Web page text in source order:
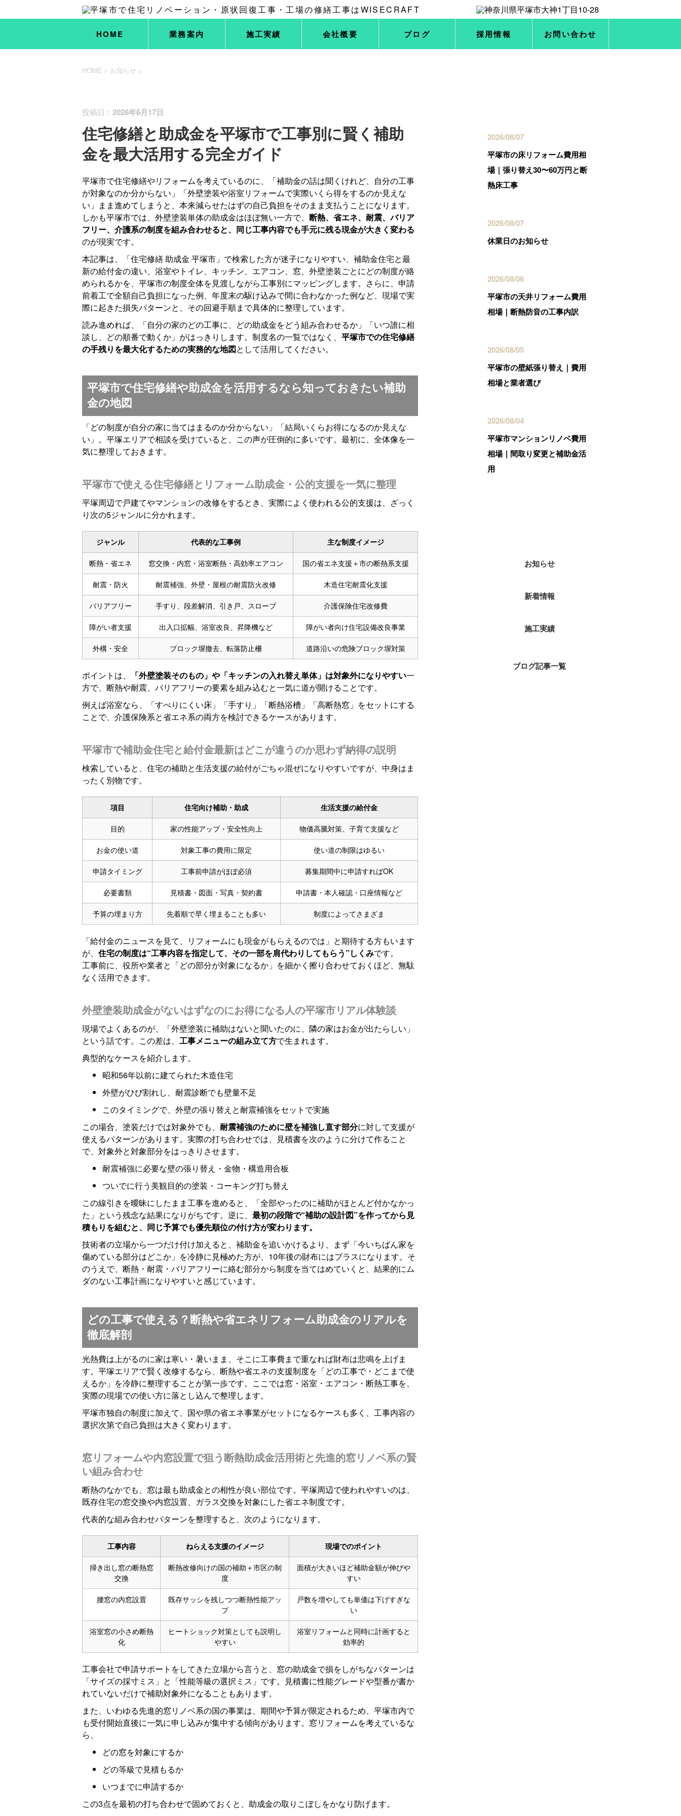
HOME 業務案内 施工実績 会社概要 ブログ 採用情報 お問い合わせ
HOME > お知らせ >
投稿日： 2026年6月17日
住宅修繕と助成金を平塚市で工事別に賢く補助
金を最大活用する完全ガイド
平塚市で住宅修繕やリフォームを考えているのに、「補助金の話は聞くけれど、自分の工事
が対象なのか分からない」「外壁塗装や浴室リフォームで実際いくら得をするのか見えな
い」まま進めてしまうと、本来減らせたはずの自己負担をそのまま支払うことになります。
しかも平塚市では、外壁塗装単体の助成金はほぼ無い一方で、 断熱、省エネ、耐震、バリア
フリー、介護系の制度を組み合わせると、同じ工事内容でも手元に残る現金が大きく変わる
のが現実です。
本記事は、「住宅修繕 助成金 平塚市」で検索した方が迷子になりやすい、補助金住宅と最
新の給付金の違い、浴室やトイレ、キッチン、エアコン、窓、外壁塗装ごとにどの制度が絡
められるかを、平塚市の制度全体を見渡しながら工事別にマッピングします。さらに、申請
前着工で全額自己負担になった例、年度末の駆け込みで間に合わなかった例など、現場で実
際に起きた損失パターンと、その回避手順まで具体的に整理しています。
読み進めれば、「自分の家のどの工事に、どの助成金をどう組み合わせるか」「いつ誰に相
談し、どの順番で動くか」がはっきりします。制度名の一覧ではなく、 平塚市での住宅修繕
の手残りを最大化するための実務的な地図として活用してください。
平塚市で住宅修繕や助成金を活用するなら知っておきたい補助
金の地図
「どの制度が自分の家に当てはまるのか分からない」「結局いくらお得になるのか見えな
い」。平塚エリアで相談を受けていると、この声が圧倒的に多いです。最初に、全体像を一
気に整理しておきます。
平塚市で使える住宅修繕とリフォーム助成金・公的支援を一気に整理
平塚周辺で戸建てやマンションの改修をするとき、実際によく使われる公的支援は、ざっく
り次の5ジャンルに分かれます。
ジャンル 代表的な工事例 主な制度イメージ
断熱・省エネ 窓交換・内窓・浴室断熱・高効率エアコン 国の省エネ支援＋市の断熱系支援
耐震・防火 耐震補強、外壁・屋根の耐震防火改修 木造住宅耐震化支援
バリアフリー 手すり、段差解消、引き戸、スロープ 介護保険住宅改修費
障がい者支援 出入口拡幅、浴室改良、昇降機など 障がい者向け住宅設備改良事業
外構・安全 ブロック塀撤去、転落防止柵 道路沿いの危険ブロック塀対策
ポイントは、 「外壁塗装そのもの」や「キッチンの入れ替え単体」は対象外になりやすい一
方で、断熱や耐震、バリアフリーの要素を組み込むと一気に道が開けることです。
例えば浴室なら、「すべりにくい床」「手すり」「断熱浴槽」「高断熱窓」をセットにする
ことで、介護保険系と省エネ系の両方を検討できるケースがあります。
平塚市で補助金住宅と給付金最新はどこが違うのか思わず納得の説明
検索していると、住宅の補助と生活支援の給付がごちゃ混ぜになりやすいですが、中身はま
ったく別物です。
項目 住宅向け補助・助成 生活支援の給付金
目的 家の性能アップ・安全性向上 物価高騰対策、子育て支援など
お金の使い道 対象工事の費用に限定 使い道の制限はゆるい
申請タイミング 工事前申請がほぼ必須 募集期間中に申請すればOK
必要書類 見積書・図面・写真・契約書 申請書・本人確認・口座情報など
予算の埋まり方 先着順で早く埋まることも多い 制度によってさまざま
「給付金のニュースを見て、リフォームにも現金がもらえるのでは」と期待する方もいます
が、 住宅の制度は“工事内容を指定して、その一部を肩代わりしてもらう”しくみです。
工事前に、役所や業者と「どの部分が対象になるか」を細かく擦り合わせておくほど、無駄
なく活用できます。
外壁塗装助成金がないはずなのにお得になる人の平塚市リアル体験談
現場でよくあるのが、「外壁塗装に補助はないと聞いたのに、隣の家はお金が出たらしい」
という話です。この差は、 工事メニューの組み立て方で生まれます。
典型的なケースを紹介します。
昭和56年以前に建てられた木造住宅
外壁がひび割れし、耐震診断でも壁量不足
このタイミングで、外壁の張り替えと耐震補強をセットで実施
この場合、塗装だけでは対象外でも、 耐震補強のために壁を補強し直す部分に対して支援が
使えるパターンがあります。実際の打ち合わせでは、見積書を次のように分けて作ること
で、対象外と対象部分をはっきりさせます。
耐震補強に必要な壁の張り替え・金物・構造用合板
ついでに行う美観目的の塗装・コーキング打ち替え
この線引きを曖昧にしたまま工事を進めると、「全部やったのに補助がほとんど付かなかっ
た」という残念な結果になりがちです。逆に、 最初の段階で“補助の設計図”を作ってから見
積もりを組むと、同じ予算でも優先順位の付け方が変わります。
技術者の立場から一つだけ付け加えると、補助金を追いかけるより、まず「今いちばん家を
傷めている部分はどこか」を冷静に見極めた方が、10年後の財布にはプラスになります。そ
のうえで、断熱・耐震・バリアフリーに絡む部分から制度を当てはめていくと、結果的にム
ダのない工事計画になりやすいと感じています。
どの工事で使える？断熱や省エネリフォーム助成金のリアルを
徹底解剖
光熱費は上がるのに家は寒い・暑いまま、そこに工事費まで重なれば財布は悲鳴を上げま
す。平塚エリアで賢く改修するなら、断熱や省エネの支援制度を「どの工事で・どこまで使
えるか」を冷静に整理することが第一歩です。ここでは窓・浴室・エアコン・断熱工事を、
実際の現場での使い方に落とし込んで整理します。
平塚市独自の制度に加えて、国や県の省エネ事業がセットになるケースも多く、工事内容の
選択次第で自己負担は大きく変わります。
窓リフォームや内窓設置で狙う断熱助成金活用術と先進的窓リノベ系の賢
い組み合わせ
断熱のなかでも、窓は最も助成金との相性が良い部位です。平塚周辺で使われやすいのは、
既存住宅の窓交換や内窓設置、ガラス交換を対象にした省エネ制度です。
代表的な組み合わせパターンを整理すると、次のようになります。
工事内容 ねらえる支援のイメージ 現場でのポイント
掃き出し窓の断熱窓
交換
断熱改修向けの国の補助＋市区の制
度
面積が大きいほど補助金額が伸びや
すい
腰窓の内窓設置
既存サッシを残しつつ断熱性能アッ
プ
戸数を増やしても単価は下げすぎな
い
浴室窓の小さめ断熱
化
ヒートショック対策としても説明し
やすい
浴室リフォームと同時に計画すると
効率的
工事会社で申請サポートをしてきた立場から言うと、窓の助成金で損をしがちなパターンは
「サイズの採寸ミス」と「性能等級の選択ミス」です。見積書に性能グレードや型番が書か
れていないだけで補助対象外になることもあります。
また、いわゆる先進的窓リノベ系の国の事業は、期間や予算が限定されるため、平塚市内で
も受付開始直後に一気に申し込みが集中する傾向があります。窓リフォームを考えているな
ら、
どの窓を対象にするか
どの等級で見積もるか
いつまでに申請するか
この3点を最初の打ち合わせで固めておくと、助成金の取りこぼしをかなり防げます。
2026/08/07
平塚市の床リフォーム費用相
場｜張り替え30〜60万円と断
熱床工事
2026/08/07
休業日のお知らせ
2026/08/06
平塚市の天井リフォーム費用
相場｜断熱防音の工事内訳
2026/08/05
平塚市の壁紙張り替え｜費用
相場と業者選び
2026/08/04
平塚市マンションリノベ費用
相場｜間取り変更と補助金活
用
お知らせ
新着情報
施工実績
ブログ記事一覧